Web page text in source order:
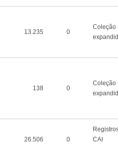
13.235 0
Coleção
138 0
Coleção
26.506 0
CAI